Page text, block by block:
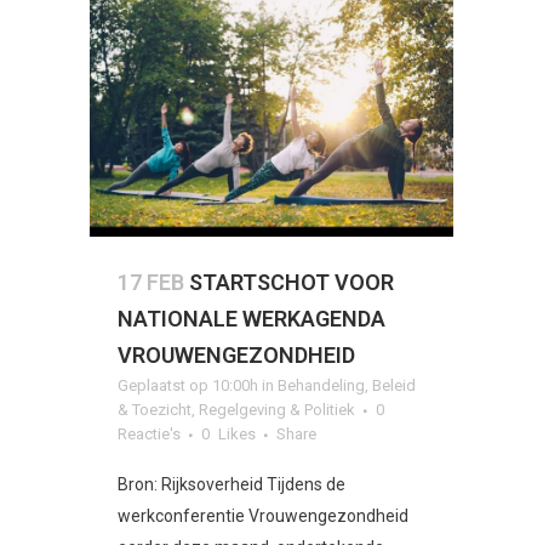
17 FEB STARTSCHOT VOOR
NATIONALE WERKAGENDA
VROUWENGEZONDHEID
Geplaatst op 10:00h in Behandeling Beleid
& Toezicht Regelgeving & Politiek
0
Reactie's
0 Likes Share
Bron: Rijksoverheid Tijdens de
werkconferentie Vrouwengezondheid